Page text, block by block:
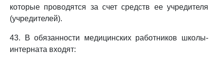
которые проводятся за счет средств ее учредителя
(учредителей).
43. В обязанности медицинских работников школы-
интерната входят: